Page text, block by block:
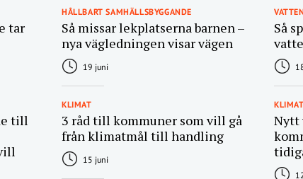
tar
HÅLLBART SAMHÄLLSBYGGANDE
Så missar lekplatserna barnen –
nya vägledningen visar vägen
19 juni
Så
till
KLIMAT
3 råd till kommuner som vill gå
från klimatmål till handling
15 juni
KLIMAT
Nytt